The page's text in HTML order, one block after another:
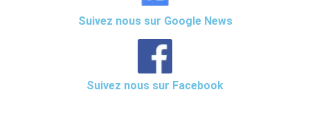
Suivez nous sur Google News
Suivez nous sur Facebook